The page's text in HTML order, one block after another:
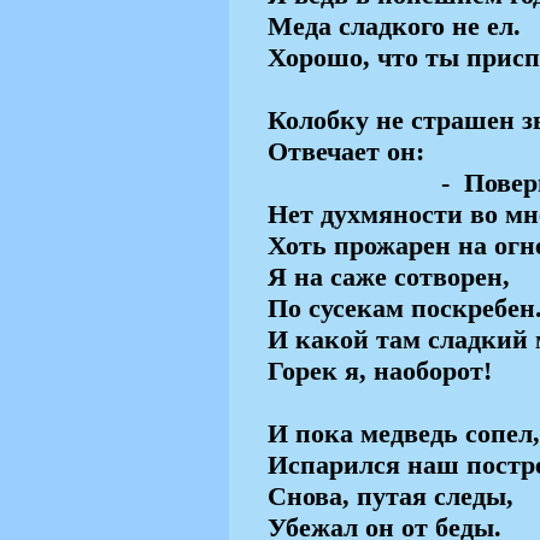
Меда сладкого не ел.
Хорошо, что ты
Колобку не страшен
Отвечает он:
-
Нет духмяности во
Хоть прожарен на
Я на саже сотворен,
По сусекам
И какой там сладкий
Горек я, наоборот!
И пока медведь сопел,
Испарился наш
Снова, путая следы,
Убежал он от беды.